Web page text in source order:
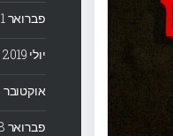
פברואר 2021
יולי 2019
אוקטובר 2018
פברואר 2018